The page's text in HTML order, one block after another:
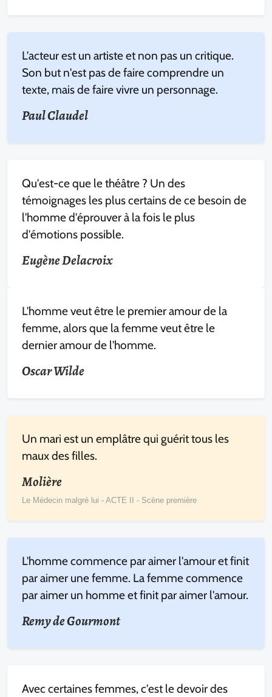
L'acteur est un artiste et non pas un critique.
Son but n'est pas de faire comprendre un
texte, mais de faire vivre un personnage.
Paul Claudel
Qu'est-ce que le théâtre ? Un des
témoignages les plus certains de ce besoin de
l'homme d'éprouver à la fois le plus
d'émotions possible.
Eugène Delacroix
L'homme veut être le premier amour de la
femme, alors que la femme veut être le
dernier amour de l'homme.
Oscar Wilde
Un mari est un emplâtre qui guérit tous les
maux des filles.
Molière
Le Médecin malgré lui - ACTE II - Scène première
L'homme commence par aimer l'amour et finit
par aimer une femme. La femme commence
par aimer un homme et finit par aimer l'amour.
Remy de Gourmont
Avec certaines femmes, c'est le devoir des